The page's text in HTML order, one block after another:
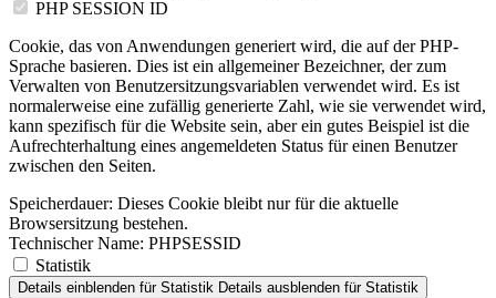
PHP SESSION ID
Cookie, das von Anwendungen generiert wird, die auf der PHP-
Sprache basieren. Dies ist ein allgemeiner Bezeichner, der zum
Verwalten von Benutzersitzungsvariablen verwendet wird. Es ist
normalerweise eine zufällig generierte Zahl, wie sie verwendet wird,
kann spezifisch für die Website sein, aber ein gutes Beispiel ist die
Aufrechterhaltung eines angemeldeten Status für einen Benutzer
zwischen den Seiten.
Speicherdauer: Dieses Cookie bleibt nur für die aktuelle
Browsersitzung bestehen.
Technischer Name: PHPSESSID
Statistik
Details einblenden für Statistik Details ausblenden für Statistik